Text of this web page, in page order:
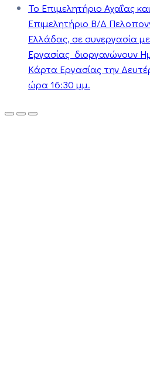
Το Επιμελητήριο Αχαΐας
Επιμελητήριο Β/Δ
Ελλάδας, σε συνεργασία
Εργασίας διοργανώνουν
Κάρτα Εργασίας την
ώρα 16:30 μμ.